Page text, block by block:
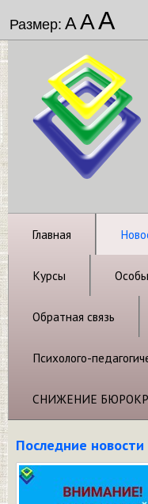
Размер: ААА
Главная
Курсы
Обратная связь
Психолого-
СНИЖЕНИЕ
Последние новости